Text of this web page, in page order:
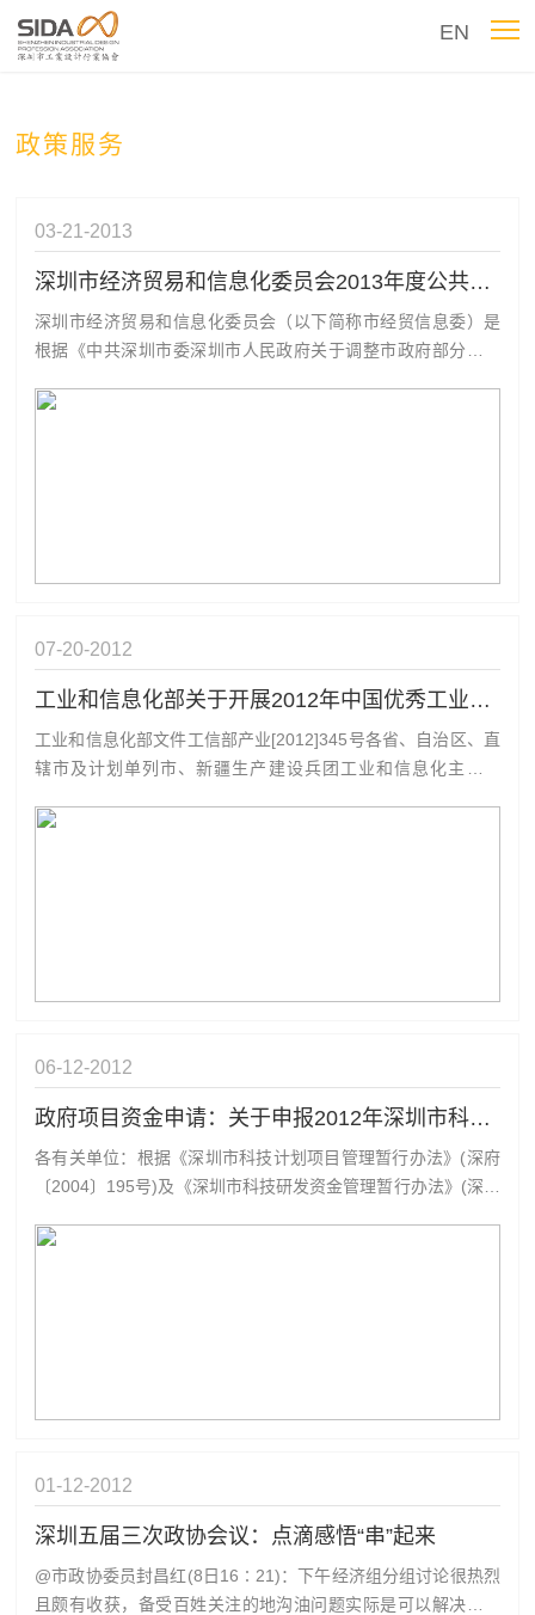
EN
政策服务
03-21 2013
深圳市经济贸易和信息化委员会2013年度公共服务白皮书
深圳市经济贸易和信息化委员会（以下简称市经贸信息委）是
根据《中共深圳市委深圳市人民政府关于调整市政府部分工作
工作部门，整合原市科技工贸和信息化委员会承担的工业、外
07-20 2012
工业和信息化部关于开展2012年中国优秀工业设计奖评奖工
工业和信息化部文件工信部产业[2012]345号各省、自治区、直
辖市及计划单列市、新疆生产建设兵团工业和信息化主管部
发展，经中央批准，由工业和信息化部开展2012年中国优秀工
06-12 2012
政府项目资金申请：关于申报2012年深圳市科技计划项目的
各有关单位：根据《深圳市科技计划项目管理暂行办法》(深府
〔2004〕195号)及《深圳市科技研发资金管理暂行办法》(深府
金计划申请指南》(详见附件)。现将有关申报事宜通知如下：
01-12 2012
深圳五届三次政协会议：点滴感悟“串”起来
@市政协委员封昌红(8日16∶21)：下午经济组分组讨论很热烈
且颇有收获，备受百姓关注的地沟油问题实际是可以解决的，